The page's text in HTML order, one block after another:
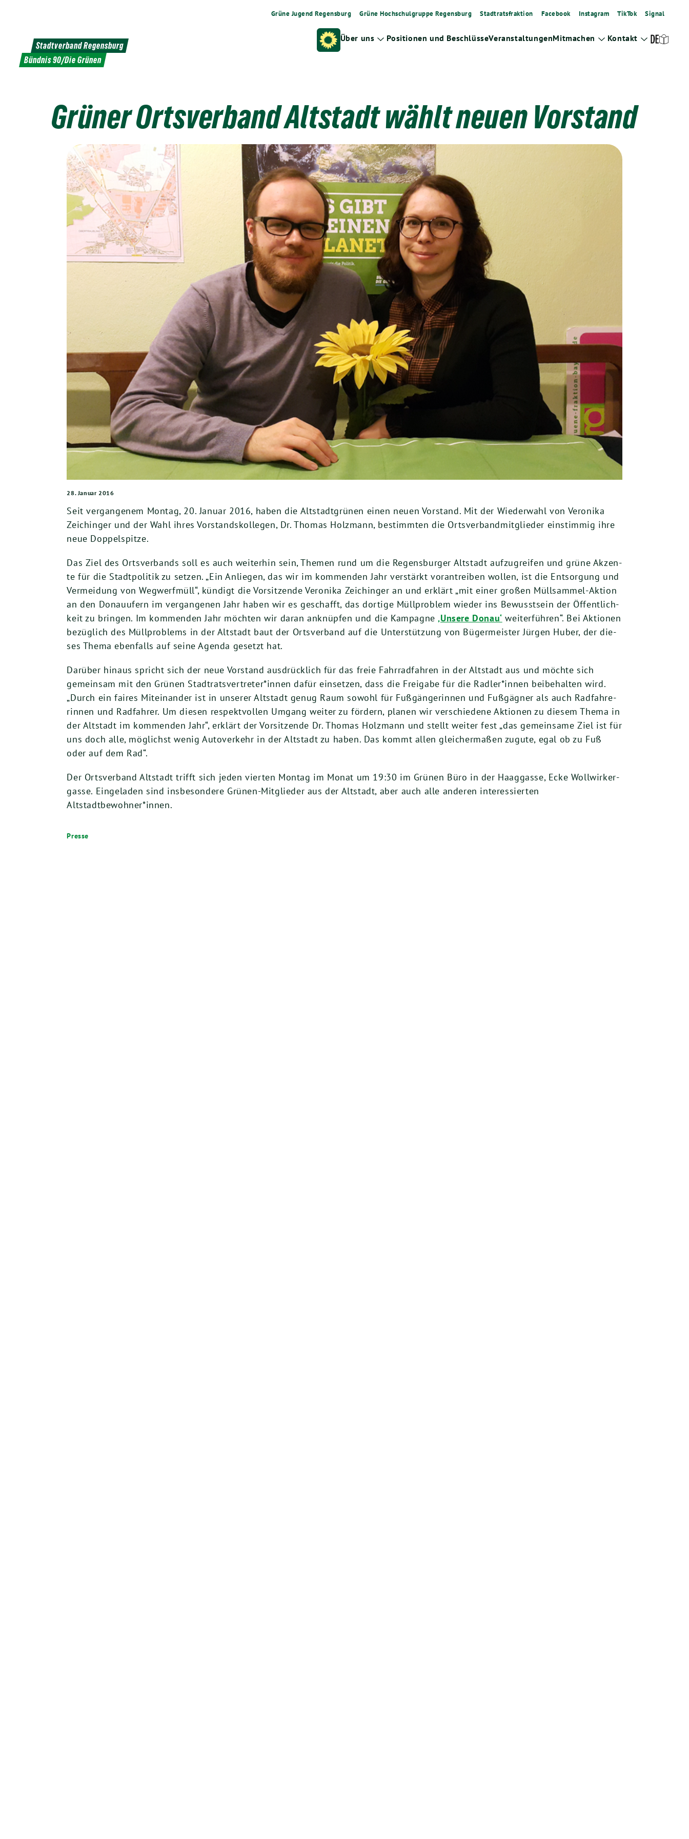
Grüne Jugend Regensburg Grüne Hochschulgruppe Regensburg Stadtratsfraktion Facebook Instagram TikTok Signal
Stadtverband Regensburg
Bündnis 90/Die Grünen
Über uns Zeige
Positionen und BeschlüsseVeranstaltungenMitmachen
Zeige
Kontakt Zeige
Grüner Ortsverband Altstadt wählt neuen Vorstand
28. Januar 2016
Seit ver­gan­ge­nem Mon­tag, 20. Janu­ar 2016, haben die Alt­stadt­grü­nen einen neu­en Vor­stand. Mit der Wie­der­wahl von Vero­ni­ka
Zei­chin­ger und der Wahl ihres Vor­stands­kol­le­gen, Dr. Tho­mas Holz­mann, bestimm­ten die Orts­ver­band­mit­glie­der ein­stim­mig ihre
neue Doppelspitze.
Das Ziel des Orts­ver­bands soll es auch wei­ter­hin sein, The­men rund um die Regens­bur­ger Alt­stadt auf­zu­grei­fen und grü­ne Akzen­
te für die Stadt­po­li­tik zu set­zen. „Ein Anlie­gen, das wir im kom­men­den Jahr ver­stärkt vor­an­trei­ben wol­len, ist die Ent­sor­gung und
Ver­mei­dung von Weg­werf­müll“, kün­digt die Vor­sit­zen­de Vero­ni­ka Zei­chin­ger an und erklärt „mit einer gro­ßen Müll­sam­mel-Akti­on
an den Donau­ufern im ver­gan­ge­nen Jahr haben wir es geschafft, das dor­ti­ge Müll­pro­blem wie­der ins Bewusst­sein der Öffent­lich­
keit zu brin­gen. Im kom­men­den Jahr möch­ten wir dar­an anknüp­fen und die Kam­pa­gne‚Unse­re Donau‘ wei­ter­füh­ren“. Bei Aktio­nen
bezüg­lich des Müll­pro­blems in der Alt­stadt baut der Orts­ver­band auf die Unter­stüt­zung von Büger­meis­ter Jür­gen Huber, der die­
ses The­ma eben­falls auf sei­ne Agen­da gesetzt hat.
Dar­über hin­aus spricht sich der neue Vor­stand aus­drück­lich für das freie Fahr­rad­fah­ren in der Alt­stadt aus und möch­te sich
gemein­sam mit den Grü­nen Stadtratsvertreter*innen dafür ein­set­zen, dass die Frei­ga­be für die Radler*innen bei­be­hal­ten wird.
„Durch ein fai­res Mit­ein­an­der ist in unse­rer Alt­stadt genug Raum sowohl für Fuß­gän­ge­rin­nen und Fuß­gäg­ner als auch Rad­fah­re­
rin­nen und Rad­fah­rer. Um die­sen respekt­vol­len Umgang wei­ter zu för­dern, pla­nen wir ver­schie­de­ne Aktio­nen zu die­sem The­ma in
der Alt­stadt im kom­men­den Jahr“, erklärt der Vor­sit­zen­de Dr. Tho­mas Holz­mann und stellt wei­ter fest „das gemein­sa­me Ziel ist für
uns doch alle, mög­lichst wenig Auto­ver­kehr in der Alt­stadt zu haben. Das kommt allen glei­cher­ma­ßen zugu­te, egal ob zu Fuß
oder auf dem Rad“.
Der Orts­ver­band Alt­stadt trifft sich jeden vier­ten Mon­tag im Monat um 19:30 im Grü­nen Büro in der Haag­gas­se, Ecke Woll­wir­ker­
gas­se. Ein­ge­la­den sind ins­be­son­de­re Grü­nen-Mit­glie­der aus der Alt­stadt, aber auch alle ande­ren inter­es­sier­ten
Altstadtbewohner*innen.
Presse